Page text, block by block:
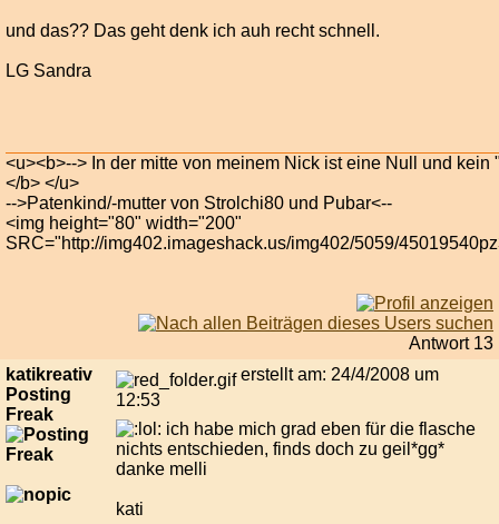
und das?? Das geht denk ich auh recht schnell.
LG Sandra
<u><b>--> In der mitte von meinem Nick ist eine Null und kein
</b> </u>
-->Patenkind/-mutter von Strolchi80 und Pubar<--
<img height="80" width="200"
SRC="http://img402.imageshack.us/img402/5059/
Antwort 13
katikreativ
Posting
Freak
erstellt am: 24/4/2008 um
12:53
ich habe mich grad eben für die flasche
nichts entschieden, finds doch zu geil*gg*
danke melli
kati